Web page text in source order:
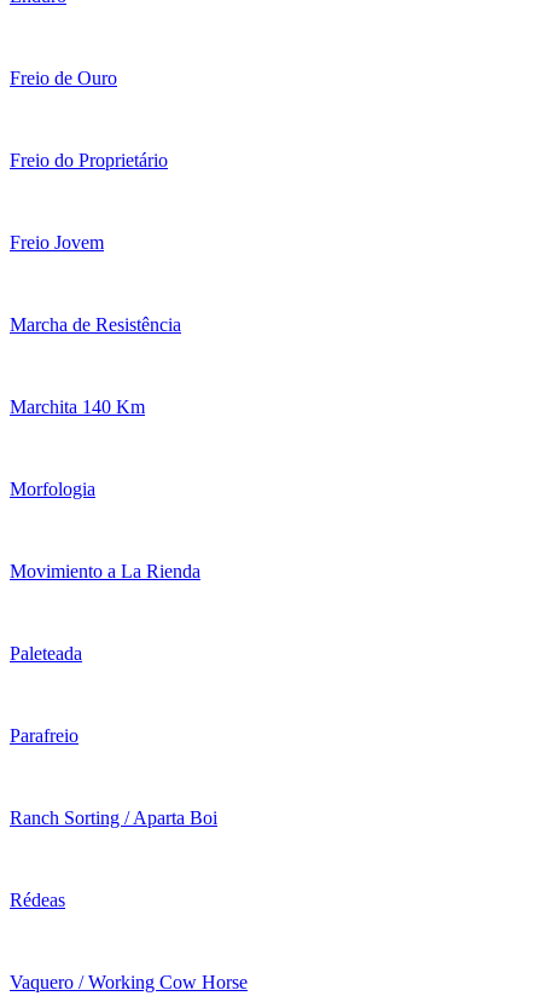
Freio de Ouro
Freio do Proprietário
Freio Jovem
Marcha de Resistência
Marchita 140 Km
Morfologia
Movimiento a La Rienda
Paleteada
Parafreio
Ranch Sorting / Aparta Boi
Rédeas
Vaquero / Working Cow Horse